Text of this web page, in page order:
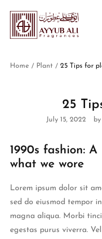
Home / Plant / 25 Tips for
25
July 15, 2022
1990s fashion:
what we wore
Lorem ipsum dolor sit
sed do eiusmod tempor
magna aliqua. Morbi
egestas purus viverra.